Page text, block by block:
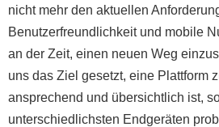
nicht mehr den aktuellen
Benutzerfreundlichkeit und mobile
an der Zeit, einen neuen Weg
uns das Ziel gesetzt, eine Plattform
ansprechend und übersichtlich ist,
unterschiedlichsten Endgeräten